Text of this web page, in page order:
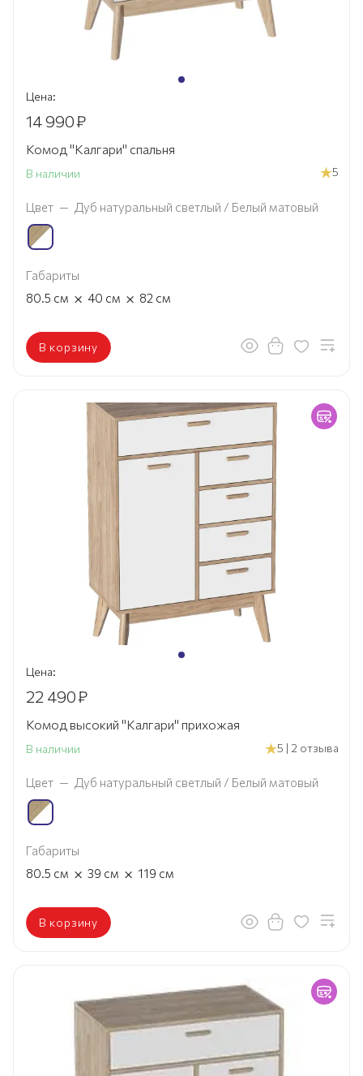
Цена:
14 990₽
Комод "Калгари" спальня
В наличии 5
Цвет — Дуб натуральный светлый / Белый матовый
Габариты
80.5 см × 40 см × 82 см
В корзину
Цена:
22 490₽
Комод высокий "Калгари" прихожая
В наличии 5 | 2 отзыва
Цвет — Дуб натуральный светлый / Белый матовый
Габариты
80.5 см × 39 см × 119 см
В корзину